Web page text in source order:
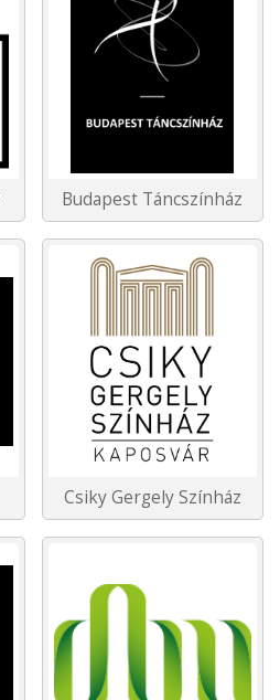
Budapest Táncszínház
Csiky Gergely Színház